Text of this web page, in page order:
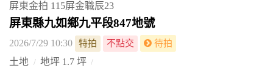
屏東金拍 115屏金職辰23
屏東縣九如鄉九平段847地號
2026/7/29 10:30 特拍 不點交 待拍
土地 地坪 1.7 坪